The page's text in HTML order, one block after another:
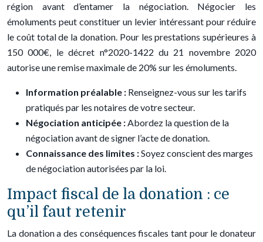
région avant d’entamer la négociation. Négocier les
émoluments peut constituer un levier intéressant pour réduire
le coût total de la donation. Pour les prestations supérieures à
150 000€, le décret n°2020-1422 du 21 novembre 2020
autorise une remise maximale de 20% sur les émoluments.
Information préalable : Renseignez-vous sur les tarifs
pratiqués par les notaires de votre secteur.
Négociation anticipée :Abordez la question de la
négociation avant de signer l’acte de donation.
Connaissance des limites :Soyez conscient des marges
de négociation autorisées par la loi.
Impact fiscal de la donation : ce
qu’il faut retenir
La donation a des conséquences fiscales tant pour le donateur